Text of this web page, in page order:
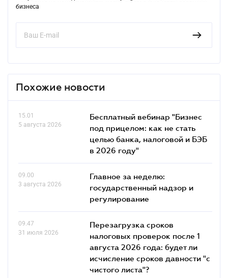
бизнеса
Похожие новости
15.01
5 августа 2026
Бесплатный вебинар "Бизнес
под прицелом: как не стать
целью банка, налоговой и БЭБ
в 2026 году"
09.00
3 августа 2026
Главное за неделю:
государственный надзор и
регулирование
09.47
31 июля 2026
Перезагрузка сроков
налоговых проверок после 1
августа 2026 года: будет ли
исчисление сроков давности "с
чистого листа"?